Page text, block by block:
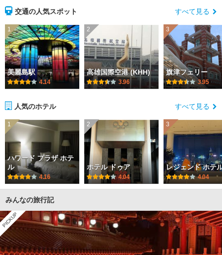
交通の人気スポット すべて見る
1
美麗島駅
4.14
2
高雄国際空港 (KHH)
3.96
3
旗津フェリー
3.95
人気のホテル すべて見る
1
ハワード プラザ ホテ
ル
4.16
2
ホテル ドゥア
4.04
3
レジェンド ホテ
4.04
みんなの旅行記
PICKUP